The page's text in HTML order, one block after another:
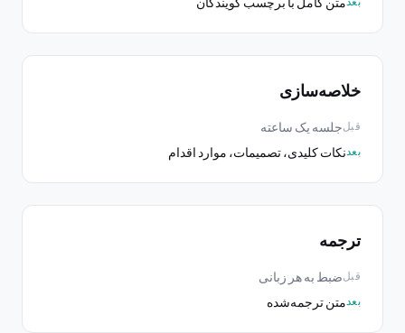
خلاصه‌سازی
قبلجلسه یک ساعته
بعدنکات کلیدی، تصمیمات، موارد اقدام
ترجمه
قبلضبط به هر زبانی
بعدمتن ترجمه‌شده